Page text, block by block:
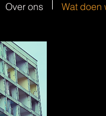
Over ons Wat doen